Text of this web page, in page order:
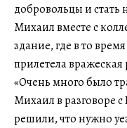
добровольцы и стать
Михаил вместе с
здание, где в то
прилетела вражеская
«Очень много было
Михаил в разговоре
решили, что нужно